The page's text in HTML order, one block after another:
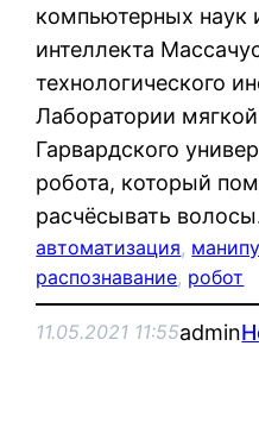
компьютерных наук
интеллекта
технологического
Лаборатории
Гарвардского
робота, который
расчёсывать
автоматизация,
распознавание, робот
11.05.2021 11:55admin